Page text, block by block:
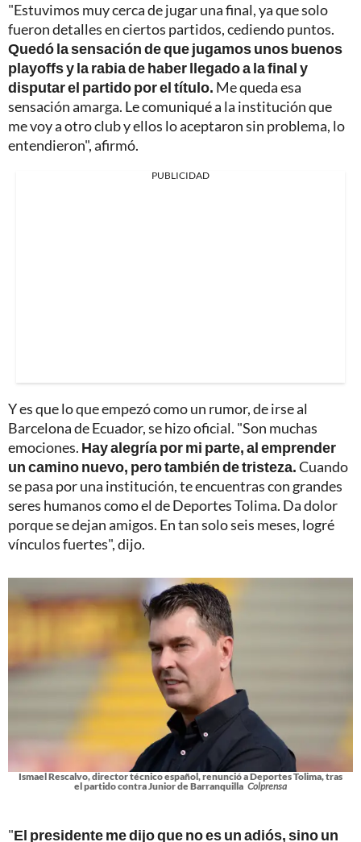
"Estuvimos muy cerca de jugar una final, ya que solo
fueron detalles en ciertos partidos, cediendo puntos.
Quedó la sensación de que jugamos unos buenos
playoffs y la rabia de haber llegado a la final y
disputar el partido por el título. Me queda esa
sensación amarga. Le comuniqué a la institución que
me voy a otro club y ellos lo aceptaron sin problema, lo
entendieron", afirmó.
PUBLICIDAD
Y es que lo que empezó como un rumor, de irse al
Barcelona de Ecuador, se hizo oficial. "Son muchas
emociones. Hay alegría por mi parte, al emprender
un camino nuevo, pero también de tristeza.Cuando
se pasa por una institución, te encuentras con grandes
seres humanos como el de Deportes Tolima. Da dolor
porque se dejan amigos. En tan solo seis meses, logré
vínculos fuertes", dijo.
Ismael Rescalvo, director técnico español, renunció a Deportes Tolima, tras
el partido contra Junior de Barranquilla Colprensa
"El presidente me dijo que no es un adiós, sino un